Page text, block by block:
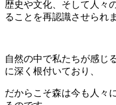
歴史や文化、そして人々
ることを再認識させられ
自然の中で私たちが感じ
に深く根付いており、
だからこそ森は今も人々